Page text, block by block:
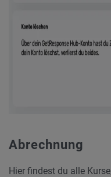
Abrechnung
Hier findest du alle